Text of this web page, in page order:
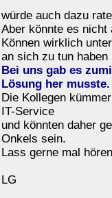
würde auch dazu
Aber könnte es nicht
Können wirklich
an sich zu tun haben
Bei uns gab es
Lösung her musste.
Die Kollegen
IT-Service
und könnten daher
Onkels sein.
Lass gerne mal
LG